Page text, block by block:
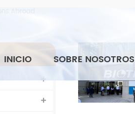
INICIO SOBRE NOSOTROS